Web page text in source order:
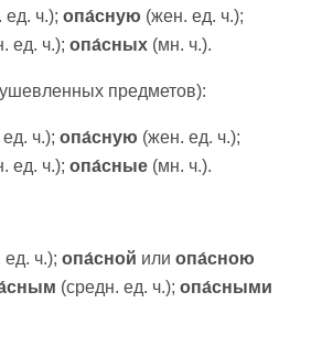
ед. ч.);опа́сную (жен. ед. ч.);
ед. ч.);опа́сных (мн. ч.).
предметов):
ч.);опа́сную (жен. ед. ч.);
ед. ч.);опа́сные (мн. ч.).
ед. ч.);опа́сной илиопа́сною
ым (средн. ед. ч.);опа́сными